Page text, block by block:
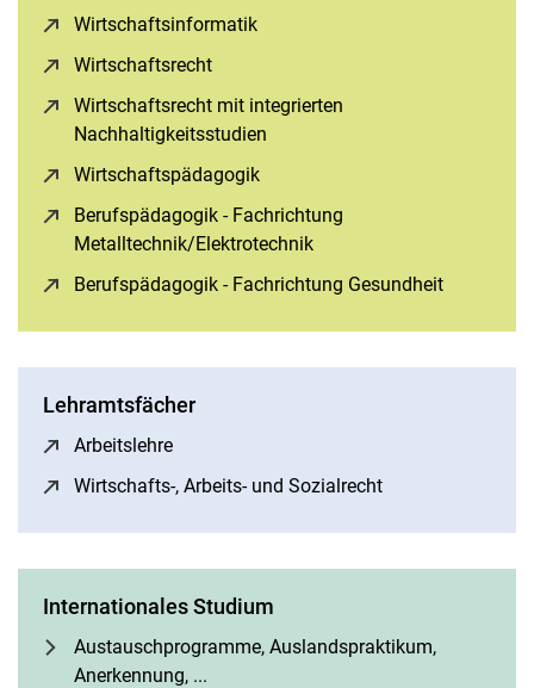
Wirtschaftsinformatik
Wirtschaftsrecht
Wirtschaftsrecht mit integrierten
Nachhaltigkeitsstudien
Wirtschaftspädagogik
Berufspädagogik - Fach­rich­tung
Metalltechnik/Elektrotechnik
Berufspädagogik - Fachrichtung Gesundheit
Lehramtsfächer
Arbeitslehre
Wirtschafts-, Arbeits- und Sozialrecht
Internationales Studium
Austauschprogramme, Auslandspraktikum,
Anerkennung, ...